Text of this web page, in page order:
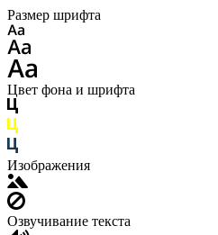
Размер шрифта
Цвет фона и шрифта
Изображения
Озвучивание текста